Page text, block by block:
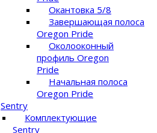
Окантовка 5/8
Завершающая полоса
Oregon Pride
Околооконный
профиль Oregon
Pride
Начальная полоса
Oregon Pride
Sentry
Комплектующие
Sentry